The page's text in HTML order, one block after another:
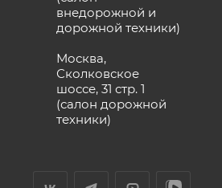
внедорожной и
дорожной техники)
Москва,
Сколковское
шоссе, 31 стр. 1
(салон дорожной
техники)